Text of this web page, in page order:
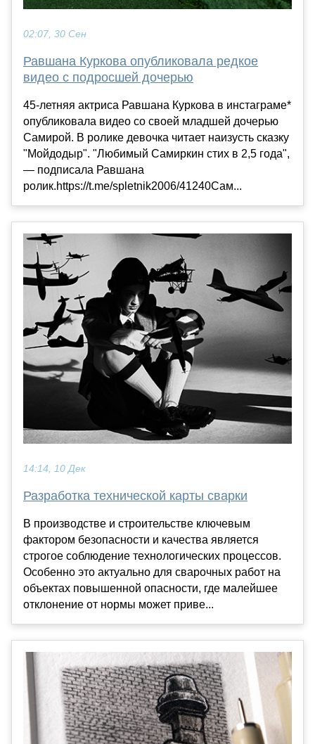
02:07, 30 Сен
Равшана Куркова опубликовала редкое
видео с подросшей дочерью
45-летняя актриса Равшана Куркова в инстаграме*
опубликовала видео со своей младшей дочерью
Самирой. В ролике девочка читает наизусть сказку
"Мойдодыр". "Любимый Самиркин стих в 2,5 года",
— подписала Равшана
ролик.https://t.me/spletnik2006/41240Сам...
14:14, 10 Дек
Разработка технической карты сварки
В производстве и строительстве ключевым
фактором безопасности и качества является
строгое соблюдение технологических процессов.
Особенно это актуально для сварочных работ на
объектах повышенной опасности, где малейшее
отклонение от нормы может приве...